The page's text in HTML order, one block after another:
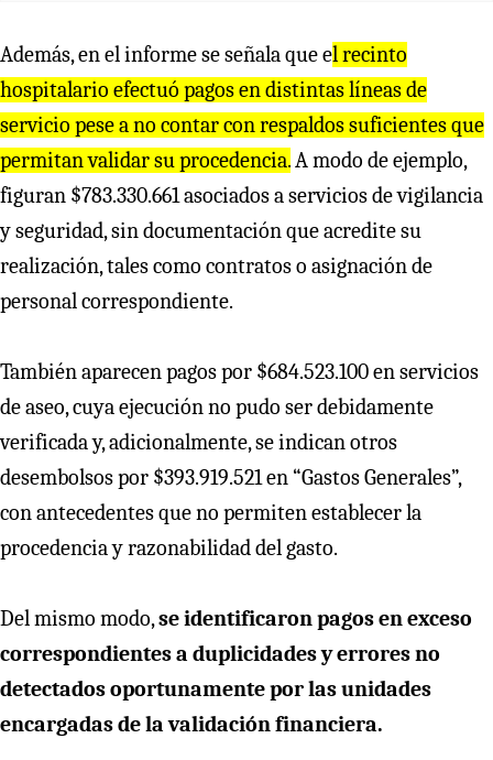
Además, en el informe se señala que el recinto
hospitalario efectuó pagos en distintas líneas de
servicio pese a no contar con respaldos suficientes que
permitan validar su procedencia.A modo de ejemplo,
figuran $783.330.661 asociados a servicios de vigilancia
y seguridad, sin documentación que acredite su
realización, tales como contratos o asignación de
personal correspondiente.
También aparecen pagos por $684.523.100 en servicios
de aseo, cuya ejecución no pudo ser debidamente
verificada y, adicionalmente, se indican otros
desembolsos por $393.919.521 en “Gastos Generales”,
con antecedentes que no permiten establecer la
procedencia y razonabilidad del gasto.
Del mismo modo,se identificaron pagos en exceso
correspondientes a duplicidades y errores no
detectados oportunamente por las unidades
encargadas de la validación financiera.